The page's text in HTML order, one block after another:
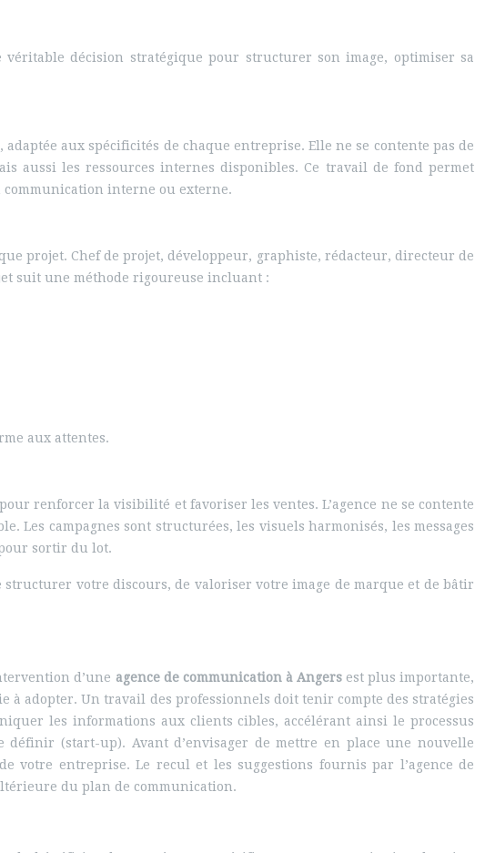
décision stratégique pour structurer son image, optimiser sa
aux spécificités de chaque entreprise. Elle ne se contente pas de
aussi les ressources internes disponibles. Ce travail de fond permet
communication interne ou externe.
projet. Chef de projet, développeur, graphiste, rédacteur, directeur de
suit une méthode rigoureuse incluant :
aux attentes.
renforcer la visibilité et favoriser les ventes. L’agence ne se contente
Les campagnes sont structurées, les visuels harmonisés, les messages
sortir du lot.
votre discours, de valoriser votre image de marque et de bâtir
d’une agence de communication à Angersest plus importante,
adopter. Un travail des professionnels doit tenir compte des stratégies
les informations aux clients cibles, accélérant ainsi le processus
(start-up). Avant d’envisager de mettre en place une nouvelle
votre entreprise. Le recul et les suggestions fournis par l’agence de
du plan de communication.